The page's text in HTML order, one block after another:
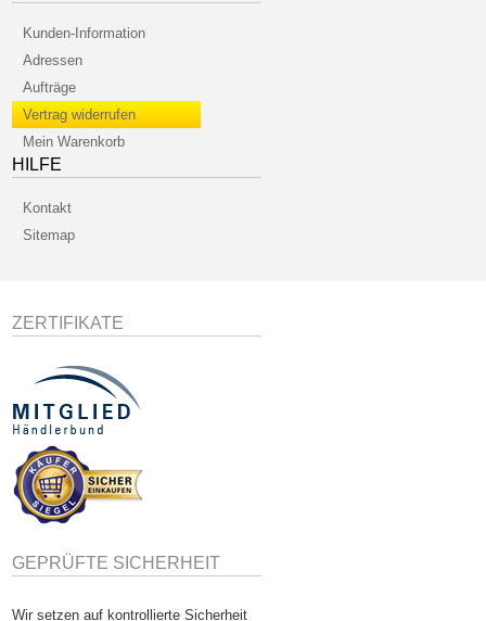
Kunden-Information
Adressen
Aufträge
Vertrag widerrufen
Mein Warenkorb
HILFE
Kontakt
Sitemap
ZERTIFIKATE
GEPRÜFTE SICHERHEIT
Wir setzen auf kontrollierte Sicherheit